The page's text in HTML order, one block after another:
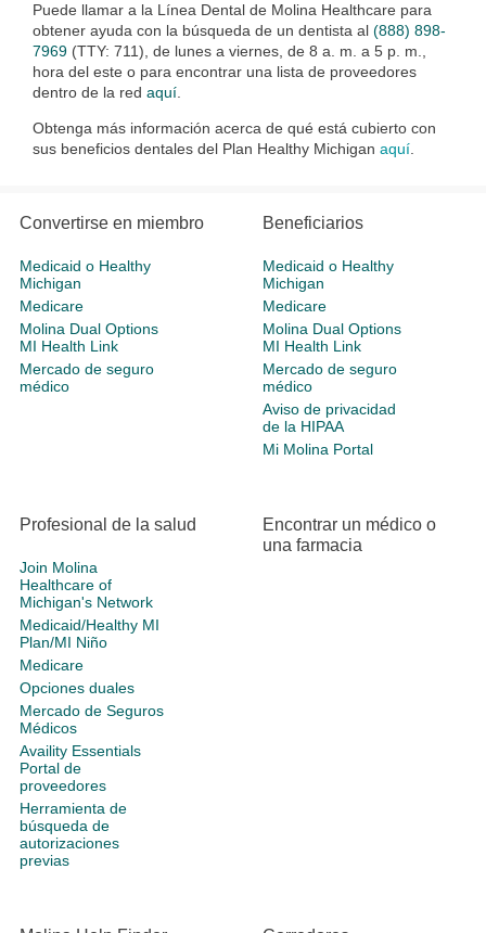
Puede llamar a la Línea Dental de Molina Healthcare para
obtener ayuda con la búsqueda de un dentista al (888) 898-
7969 (TTY: 711), de lunes a viernes, de 8 a. m. a 5 p. m.,
hora del este o para encontrar una lista de proveedores
dentro de la red aquí
Obtenga más información acerca de qué está cubierto con
sus beneficios dentales del Plan Healthy Michigan aquí
Convertirse en miembro
Medicaid o Healthy
Michigan
Medicare
Molina Dual Options
MI Health Link
Mercado de seguro
médico
Beneficiarios
Medicaid o Healthy
Michigan
Medicare
Molina Dual Options
MI Health Link
Mercado de seguro
médico
Aviso de privacidad
de la HIPAA
Mi Molina Portal
Profesional de la salud
Join Molina
Healthcare of
Michigan's Network
Medicaid/Healthy MI
Plan/MI Niño
Medicare
Opciones duales
Mercado de Seguros
Médicos
Availity Essentials
Portal de
proveedores
Herramienta de
búsqueda de
autorizaciones
previas
Encontrar un médico o
una farmacia